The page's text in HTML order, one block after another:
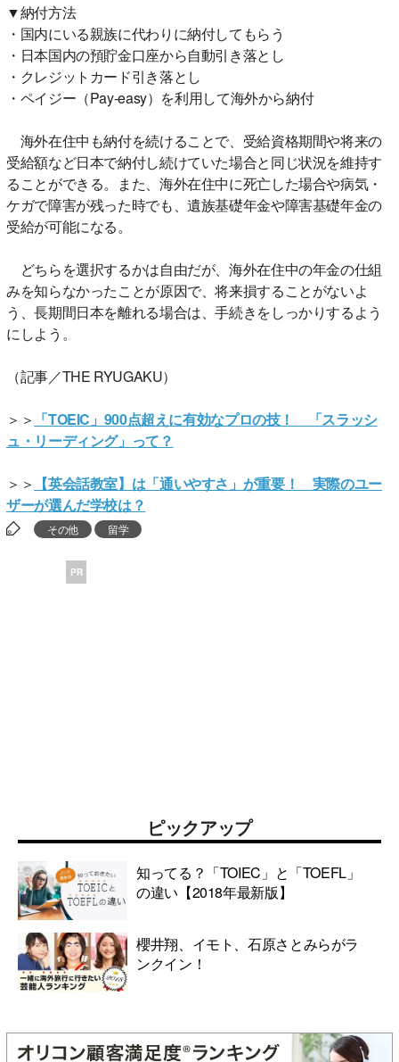
▼納付方法
・国内にいる親族に代わりに納付してもらう
・日本国内の預貯金口座から自動引き落とし
・クレジットカード引き落とし
・ペイジー（Pay-easy）を利用して海外から納付
海外在住中も納付を続けることで、受給資格期間や将来の
受給額など日本で納付し続けていた場合と同じ状況を維持す
ることができる。また、海外在住中に死亡した場合や病気・
ケガで障害が残った時でも、遺族基礎年金や障害基礎年金の
受給が可能になる。
どちらを選択するかは自由だが、海外在住中の年金の仕組
みを知らなかったことが原因で、将来損することがないよ
う、長期間日本を離れる場合は、手続きをしっかりするよう
にしよう。
（記事／THE RYUGAKU）
＞＞ 「TOEIC」900点超えに有効なプロの技！ 「スラッシ
ュ・リーディング」って？
＞＞ 【英会話教室】は「通いやすさ」が重要！ 実際のユー
ザーが選んだ学校は？
その他 留学
PR
ピックアップ
知ってる？「TOIEC」と「TOEFL」
の違い【2018年最新版】
櫻井翔、イモト、石原さとみらがラ
ンクイン！